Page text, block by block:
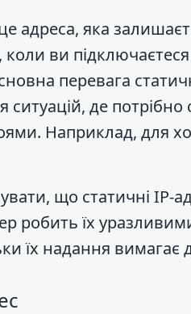
адреса, яка
ви
перевага
де
Наприклад, для
що статичні IP-
робить їх
їх надання